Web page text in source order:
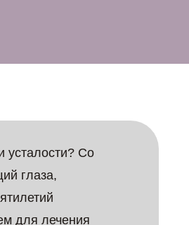
усталости? Со
глаза,
для лечения